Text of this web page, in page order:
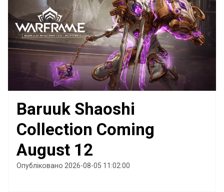
Baruuk Shaoshi
Collection Coming
August 12
Опубліковано 2026-08-05 11:02:00